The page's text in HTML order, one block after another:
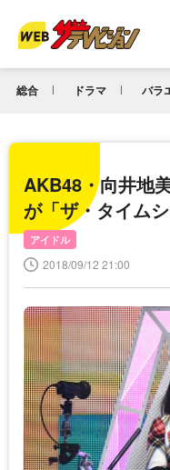
総合 ドラマ バラ
AKB48・向井地
が「ザ・タイム
アイドル
2018/09/12 21:00